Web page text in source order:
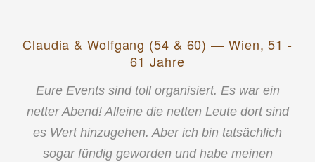
Claudia & Wolfgang (54 & 60) — Wien, 51 -
61 Jahre
Eure Events sind toll organisiert. Es war ein
netter Abend! Alleine die netten Leute dort sind
es Wert hinzugehen. Aber ich bin tatsächlich
sogar fündig geworden und habe meinen